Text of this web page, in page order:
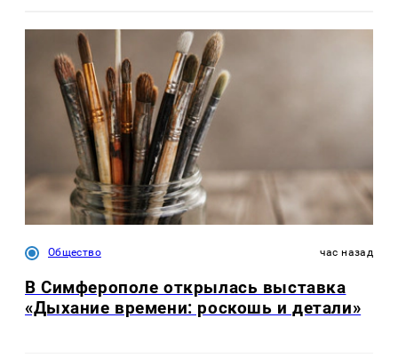
Общество час назад
В Симферополе открылась выставка
«Дыхание времени: роскошь и детали»